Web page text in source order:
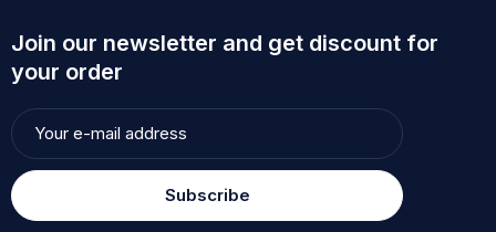
Join our newsletter and get discount for
your order
Subscribe